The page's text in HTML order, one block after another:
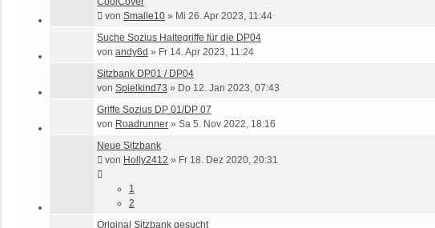
von Smalle10 » Mi 26. Apr 2023, 11:44
Suche Sozius Haltegriffe für die DP04
von andy6d » Fr 14. Apr 2023, 11:24
Sitzbank DP01 / DP04
von Spielkind73 » Do 12. Jan 2023, 07:43
Griffe Sozius DP 01/DP 07
von Roadrunner » Sa 5. Nov 2022, 18:16
Neue Sitzbank
von Holly2412 » Fr 18. Dez 2020, 20:31
1
2
Original Sitzbank gesucht